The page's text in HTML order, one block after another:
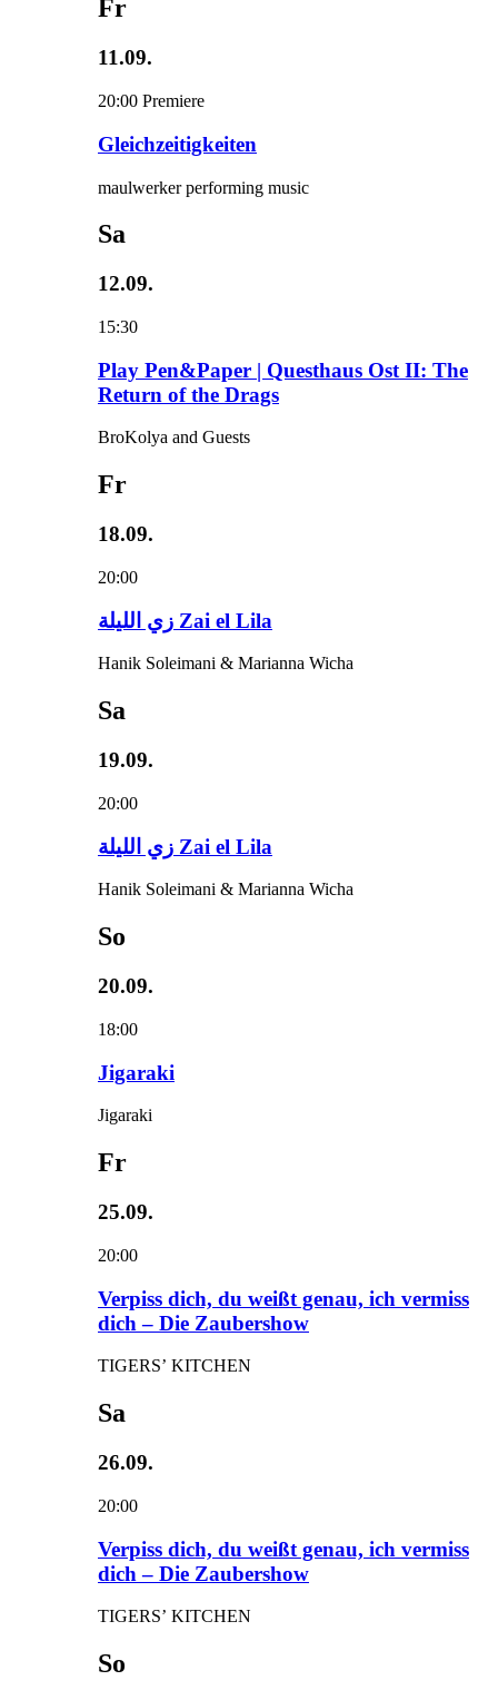
Fr
11.09.
20:00 Premiere
Gleichzeitigkeiten
maulwerker performing music
Sa
12.09.
15:30
Play Pen&Paper | Questhaus Ost II: The
Return of the Drags
BroKolya and Guests
Fr
18.09.
20:00
زي‌ اللیلة Zai el Lila
Hanik Soleimani & Marianna Wicha
Sa
19.09.
20:00
زي‌ اللیلة Zai el Lila
Hanik Soleimani & Marianna Wicha
So
20.09.
18:00
Jigaraki
Jigaraki
Fr
25.09.
20:00
Verpiss dich, du weißt genau, ich vermiss
dich – Die Zaubershow
TIGERS’ KITCHEN
Sa
26.09.
20:00
Verpiss dich, du weißt genau, ich vermiss
dich – Die Zaubershow
TIGERS’ KITCHEN
So